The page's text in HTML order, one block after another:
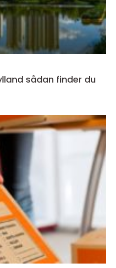
du